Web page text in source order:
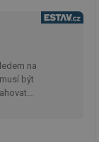
ročního
proč se stále
na
být